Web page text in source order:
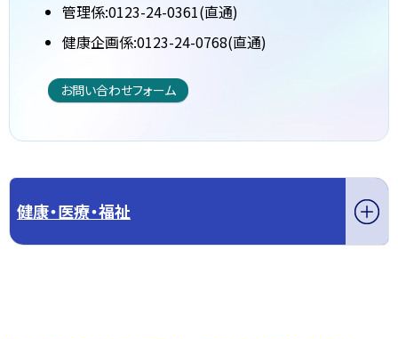
管理係:0123-24-0361(直通)
健康企画係:0123-24-0768(直通)
お問い合わせフォーム
健康・医療・福祉